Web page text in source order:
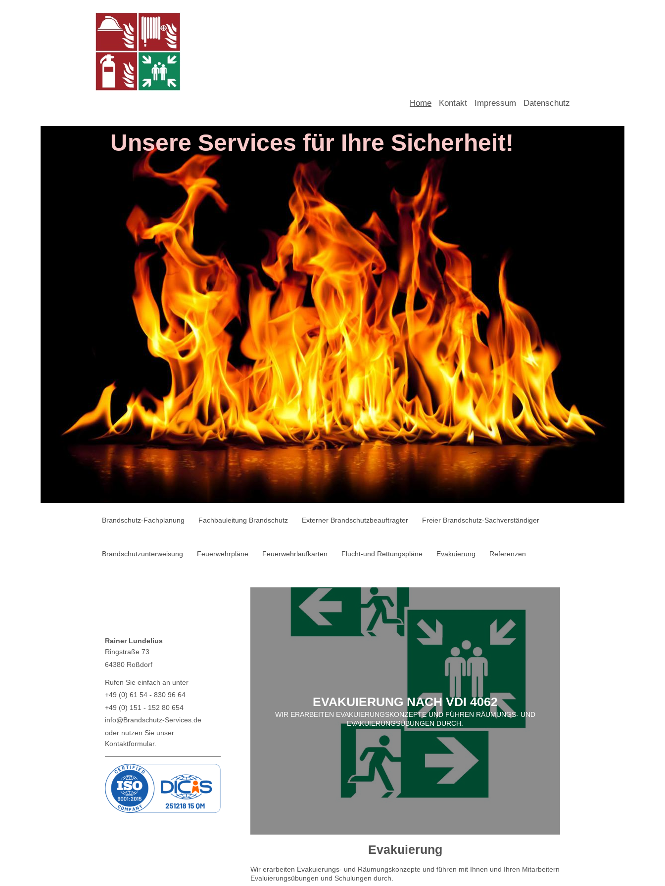
Home Kontakt Impressum Datenschutz
Unsere Services für Ihre Sicherheit!
Brandschutz-Fachplanung Fachbauleitung Brandschutz Externer Brandschutzbeauftragter Freier Brandschutz-Sachverständiger
Brandschutzunterweisung Feuerwehrpläne Feuerwehrlaufkarten Flucht-und Rettungspläne Evakuierung Referenzen
EVAKUIERUNG NACH VDI 4062
WIR ERARBEITEN EVAKUIERUNGSKONZEPTE UND FÜHREN RÄUMUNGS- UND
EVAKUIERUNGSÜBUNGEN DURCH.
Evakuierung
Wir erarbeiten Evakuierungs- und Räumungskonzepte und führen mit Ihnen und Ihren Mitarbeitern
Evaluierungsübungen und Schulungen durch.
Rainer Lundelius
Ringstraße 73
64380 Roßdorf
Rufen Sie einfach an unter
+49 (0) 61 54 - 830 96 64
+49 (0) 151 - 152 80 654
info@Brandschutz-Services.de
oder nutzen Sie unser
Kontaktformular.